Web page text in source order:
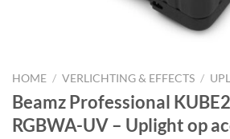
HOME / VERLICHTING & EFFECTS /
Beamz Professional
RGBWA-UV – Uplight op